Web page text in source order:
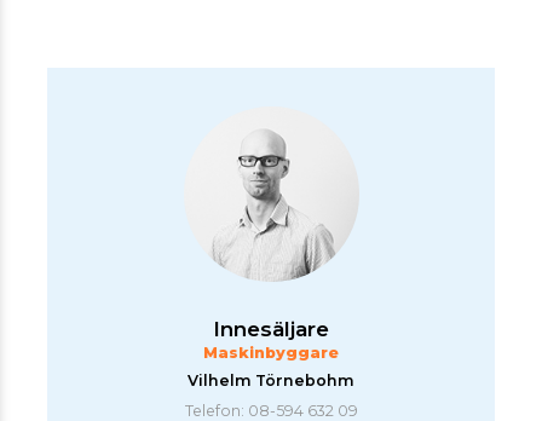
Innesäljare
Maskinbyggare
Vilhelm Törnebohm
Telefon: 08-594 632 09